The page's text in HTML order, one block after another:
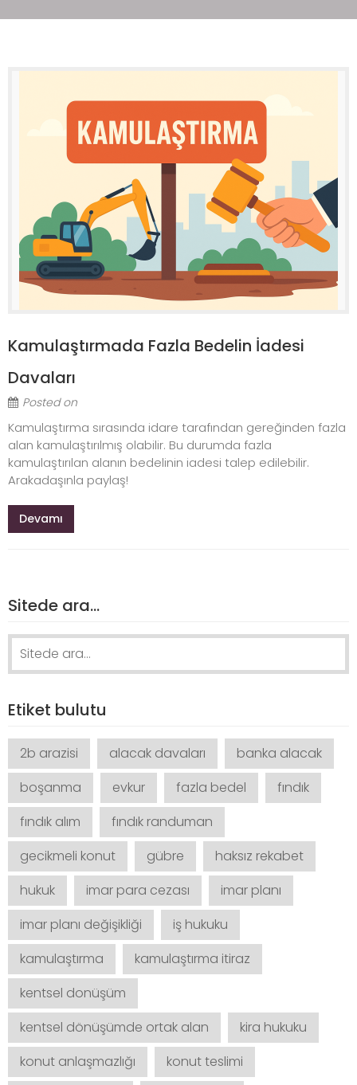
Kamulaştırmada Fazla Bedelin İadesi
Davaları
Posted on
Kamulaştırma sırasında idare tarafından gereğinden fazla
alan kamulaştırılmış olabilir. Bu durumda fazla
kamulaştırılan alanın bedelinin iadesi talep edilebilir.
Arakadaşınla paylaş!
Devamı
Sitede ara…
Search
Etiket bulutu
2b arazisi alacak davaları
banka alacak
boşanma
evkur fazla bedel
fındık
fındık alım
fındık randuman
gecikmeli konut
gübre
haksız rekabet
hukuk
imar para cezası
imar planı
imar planı değişikliği
iş hukuku
kamulaştırma
kamulaştırma itiraz
kentsel donüşüm
kentsel dönüşümde ortak alan
kira hukuku
konut anlaşmazlığı
konut teslimi